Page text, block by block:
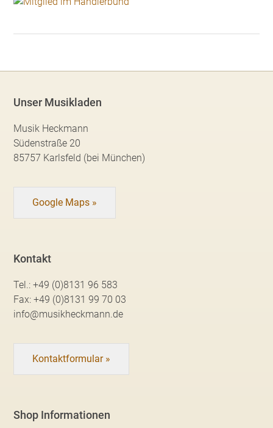
Unser Musikladen
Musik Heckmann
Südenstraße 20
85757 Karlsfeld (bei München)
Google Maps »
Kontakt
Tel.:+49 (0)8131 96 583
Fax:+49 (0)8131 99 70 03
info@musikheckmann.de
Kontaktformular »
Shop Informationen